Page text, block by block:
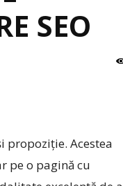
SEO
propoziție. Acestea
pe o pagină cu